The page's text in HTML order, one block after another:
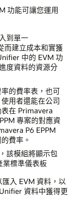
功能可讓您運用
到單一
而建立成本和實獲
中的 EVM 功
度資料的資源分
的費率表，也可
用者還能在公司
在 Primavera
專案的對應資
P6 EPPM
費率。
該模組將顯示包
業標準儀表板
入 EVM 資料，以
資料中獲得更